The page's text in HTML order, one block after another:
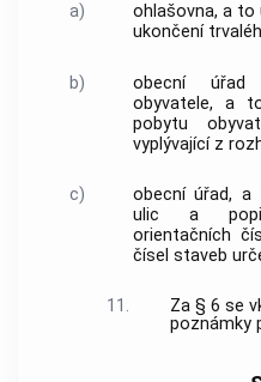
a)
ohlašovna, a to
ukončení
b)
obecní
obyvatele, a
pobytu
vyplývající z
c)
obecní úřad,
ulic a
orientačních
čísel staveb
11.
Za § 6 se
poznámky